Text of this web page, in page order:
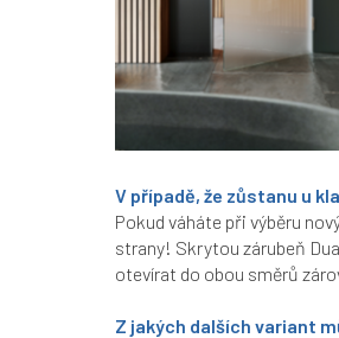
V případě, že zůstanu u
Pokud váháte při výběru
strany! Skrytou zárubeň
otevírat do obou směrů
Z jakých dalších variant